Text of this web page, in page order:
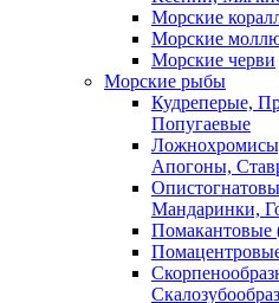
Морские
Морские
Морские черви
Морские рыбы
Кудреперые,
Попугаевые
Апогоны,
Мандаринки,